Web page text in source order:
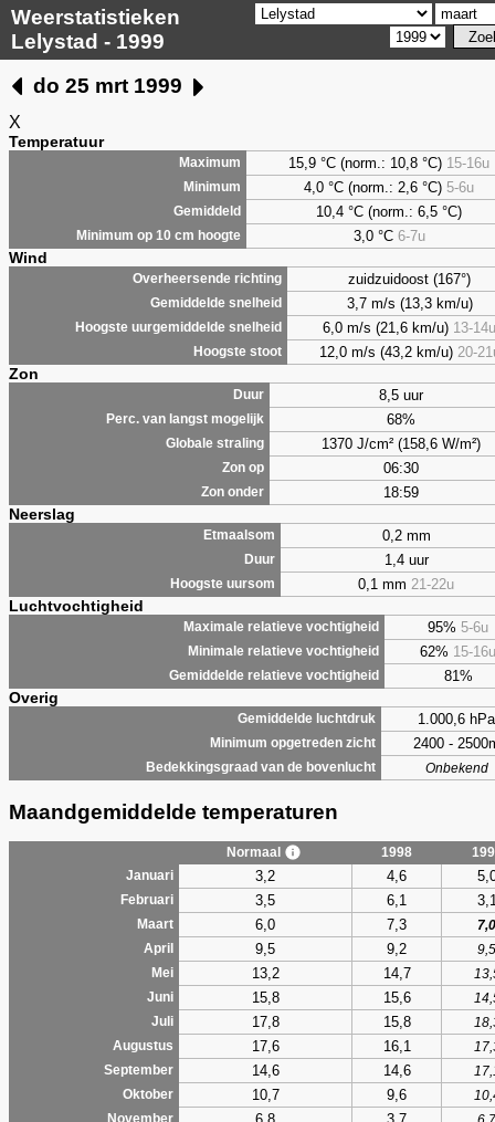
Weerstatistieken
Lelystad - 1999
do 25 mrt 1999
X
Temperatuur
Maximum 15,9 °C (norm.: 10,8 °C) 15-16u
Minimum 4,0 °C (norm.: 2,6 °C) 5-6u
Gemiddeld 10,4 °C (norm.: 6,5 °C)
Minimum op 10 cm hoogte 3,0°C 6-7u
Wind
Overheersende richting zuidzuidoost (167°)
Gemiddelde snelheid 3,7 m/s (13,3 km/u)
Hoogste uurgemiddelde snelheid 6,0 m/s (21,6 km/u) 13-14u
Hoogste stoot 12,0 m/s (43,2 km/u) 20-
Zon
Duur 8,5 uur
Perc. van langst mogelijk 68%
Globale straling 1370 J/cm² (158,6 W/m²)
Zon op 06:30
Zon onder 18:59
Neerslag
Etmaalsom 0,2 mm
Duur 1,4 uur
Hoogste uursom 0,1 mm 21-22u
Luchtvochtigheid
Maximale relatieve vochtigheid 95% 5-6u
Minimale relatieve vochtigheid 62% 15-16u
Gemiddelde relatieve vochtigheid 81%
Overig
Gemiddelde luchtdruk 1.000,6 hPa
Minimum opgetreden zicht 2400 -
Bedekkingsgraad van de bovenlucht Onbekend
Maandgemiddelde temperaturen
Normaal 1998
Januari
3,2 4,6
Februari 3,5 6,1
Maart 6,0 7,3
7,0
April
9,5 9,2
9,5
Mei
13,2 14,7
Juni
15,8 15,6
Juli
17,8 15,8
Augustus
17,6 16,1
September
14,6 14,6
Oktober
10,7 9,6
November